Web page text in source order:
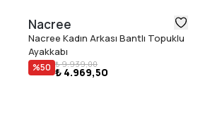
Nacree
Nacree Kadın Arkası Bantlı Topuklu
Ayakkabı
%50 ₺ 9.939,00
₺ 4.969,50